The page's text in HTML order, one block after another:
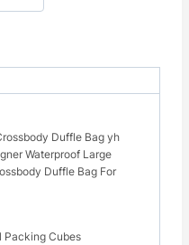
Duffle Bag yh
Waterproof Large
Duffle Bag For
Packing Cubes